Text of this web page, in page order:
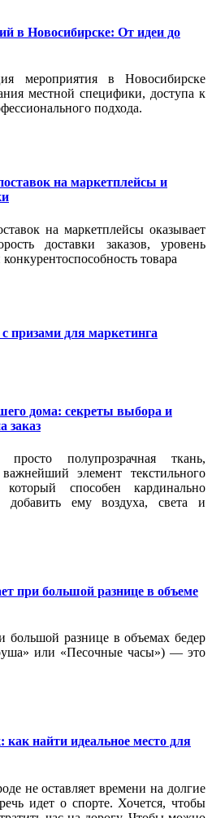
в Новосибирске: От идеи до
мероприятия в Новосибирске
местной специфики, доступа к
подхода.
на маркетплейсы и
на маркетплейсы оказывает
доставки заказов, уровень
товара
призами для маркетинга
дома: секреты выбора и
заказ
полупрозрачная ткань,
элемент текстильного
который способен кардинально
добавить ему воздуха, света и
при большой разнице в объеме
большой разнице в объемах бедер
или «Песочные часы») — это
найти идеальное место для
не оставляет времени на долгие
идет о спорте. Хочется, чтобы